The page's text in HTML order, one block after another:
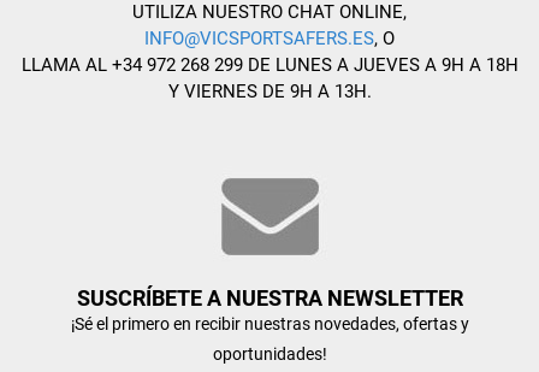
UTILIZA NUESTRO CHAT ONLINE,
INFO@VICSPORTSAFERS.ES, O
LLAMA AL +34 972 268 299 DE LUNES A JUEVES A 9H A 18H
Y VIERNES DE 9H A 13H.
SUSCRÍBETE A NUESTRA NEWSLETTER
¡Sé el primero en recibir nuestras novedades, ofertas y
oportunidades!